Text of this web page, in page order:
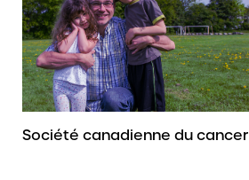
Société canadienne du cancer